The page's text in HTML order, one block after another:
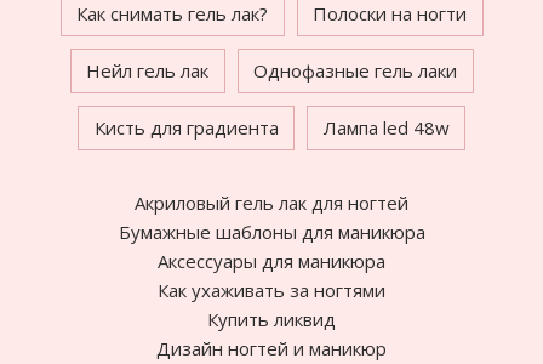
Как снимать гель лак? Полоски на ногти
Нейл гель лак Однофазные гель лаки
Кисть для градиента Лампа led 48w
Акриловый гель лак для ногтей
Бумажные шаблоны для маникюра
Аксессуары для маникюра
Как ухаживать за ногтями
Купить ликвид
Дизайн ногтей и маникюр